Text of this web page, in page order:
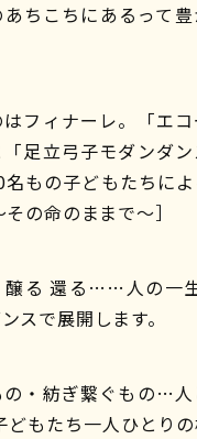
ちこちにあるって
フィナーレ。「エ
足立弓子モダンダ
もの子どもたちに
の命のままで〜］
醸る 還る……人の一
スで展開します。
・紡ぎ繋ぐもの…人
もたち一人ひとり